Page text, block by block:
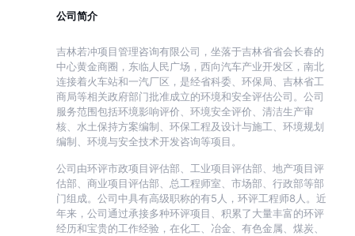
公司简介
吉林若冲项目管理咨询有限公司，坐落于吉林省省会长春的
中心黄金商圈，东临人民广场，西向汽车产业开发区，南北
连接着火车站和一汽厂区，是经省科委、环保局、吉林省工
商局等相关政府部门批准成立的环境和安全评估公司。公司
服务范围包括环境影响评价、环境安全评价、清洁生产审
核、水土保持方案编制、环保工程及设计与施工、环境规划
编制、环境与安全技术开发咨询等项目。
公司由环评市政项目评估部、工业项目评估部、地产项目评
估部、商业项目评估部、总工程师室、市场部、行政部等部
门组成。公司中具有高级职称的有5人，环评工程师8人。近
年来，公司通过承接多种环评项目、积累了大量丰富的环评
经历和宝贵的工作经验，在化工、冶金、有色金属、煤炭、